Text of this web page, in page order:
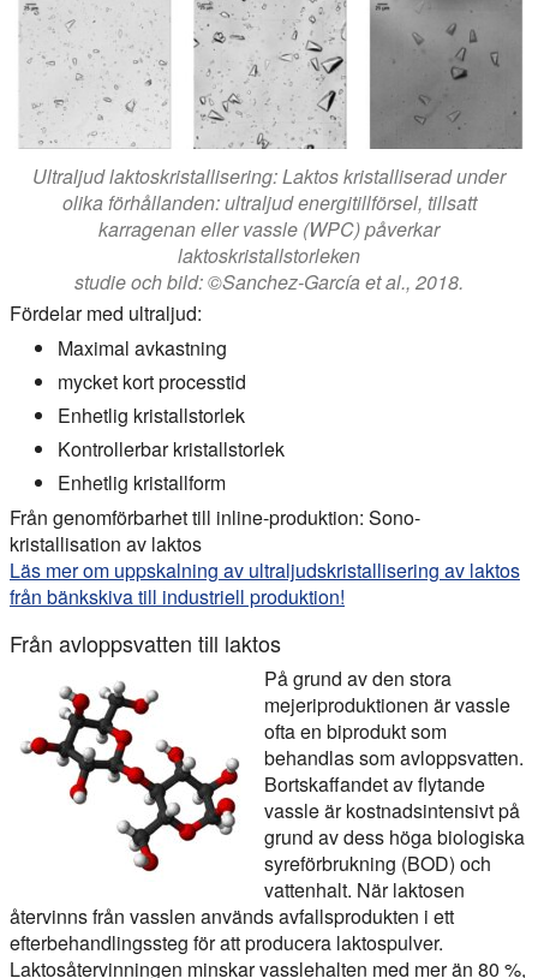
Ultraljud laktoskristallisering: Laktos kristalliserad under
olika förhållanden: ultraljud energitillförsel, tillsatt
karragenan eller vassle (WPC) påverkar
laktoskristallstorleken
studie och bild: ©Sanchez-García et al., 2018.
Fördelar med ultraljud:
Maximal avkastning
mycket kort processtid
Enhetlig kristallstorlek
Kontrollerbar kristallstorlek
Enhetlig kristallform
Från genomförbarhet till inline-produktion: Sono-
kristallisation av laktos
Läs mer om uppskalning av ultraljudskristallisering av laktos
från bänkskiva till industriell produktion!
Från avloppsvatten till laktos
På grund av den stora
mejeriproduktionen är vassle
ofta en biprodukt som
behandlas som avloppsvatten.
Bortskaffandet av flytande
vassle är kostnadsintensivt på
grund av dess höga biologiska
syreförbrukning (BOD) och
vattenhalt. När laktosen
återvinns från vasslen används avfallsprodukten i ett
efterbehandlingssteg för att producera laktospulver.
Laktosåtervinningen minskar vasslehalten med mer än 80 %,